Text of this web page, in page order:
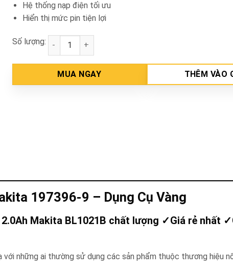
Hệ thống nạp điện tối ưu
Hiển thị mức pin tiện lợi
Số lượng: Pin 12V 2.0Ah Makita BL1021B số lượng
MUA NGAY THÊM VÀO
197396-9 – Dụng Cụ Vàng
Makita BL1021B chất lượng ✓Giá rẻ nhất ✓
những ai thường sử dụng các sản phẩm thuộc thương hiệu